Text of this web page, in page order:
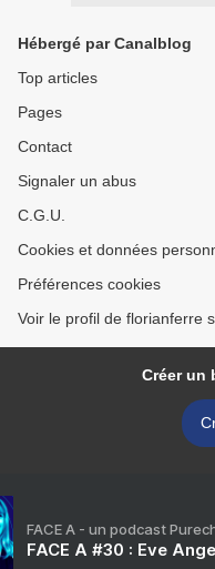
Hébergé par Canalblog
Top articles
Pages
Contact
Signaler un abus
C.G.U.
Cookies et données
Préférences cookies
Voir le profil de florianferre
Créer un
FACE A - un podcast
FACE A #30 : Eve